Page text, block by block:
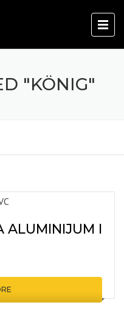
"KÖNIG"
ALUMINIJUM I